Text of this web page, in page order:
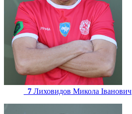
7 Лиховидов Микола Іванович